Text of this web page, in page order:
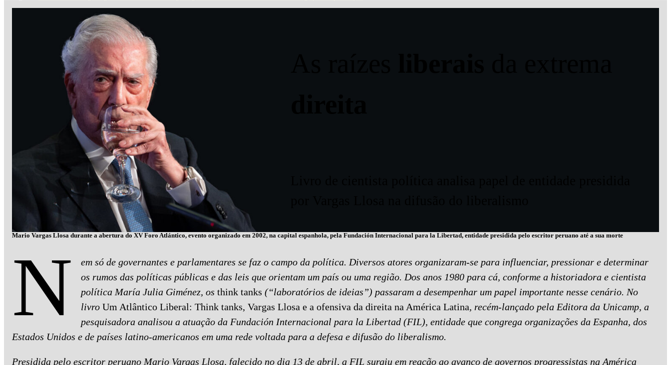
Mario Vargas Llosa durante a abertura do XV Foro Atlántico, evento organizado em 2002, na capital espanhola, pela Fundación Internacional para la Libertad, entidade presidida pelo escritor peruano até a sua morte
N
em só de governantes e parlamentares se faz o campo da política. Diversos atores organizaram-se para influenciar, pressionar e determinar
os rumos das políticas públicas e das leis que orientam um país ou uma região. Dos anos 1980 para cá, conforme a historiadora e cientista
política María Julia Giménez, os think tanks (“laboratórios de ideias”) passaram a desempenhar um papel importante nesse cenário. No
livro Um Atlântico Liberal: Think tanks, Vargas Llosa e a ofensiva da direita na América Latina, recém-lançado pela Editora da Unicamp, a
pesquisadora analisou a atuação da Fundación Internacional para la Libertad (FIL), entidade que congrega organizações da Espanha, dos
Estados Unidos e de países latino-americanos em uma rede voltada para a defesa e difusão do liberalismo.
Presidida pelo escritor peruano Mario Vargas Llosa, falecido no dia 13 de abril, a FIL surgiu em reação ao avanço de governos progressistas na América